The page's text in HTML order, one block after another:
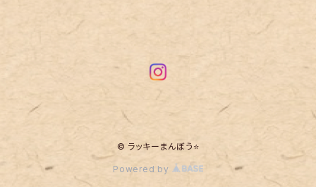
© ラッキーまんぼう⭐
Powered by